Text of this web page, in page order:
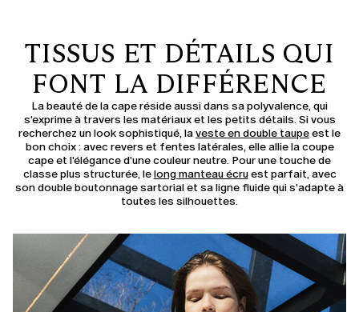
TISSUS ET DÉTAILS QUI
FONT LA DIFFÉRENCE
La beauté de la cape réside aussi dans sa polyvalence, qui
s'exprime à travers les matériaux et les petits détails. Si vous
recherchez un look sophistiqué, laveste en double taupeest le
bon choix : avec revers et fentes latérales, elle allie la coupe
cape et l'élégance d'une couleur neutre. Pour une touche de
classe plus structurée, lelong manteau écruest parfait, avec
son double boutonnage sartorial et sa ligne fluide qui s'adapte à
toutes les silhouettes.